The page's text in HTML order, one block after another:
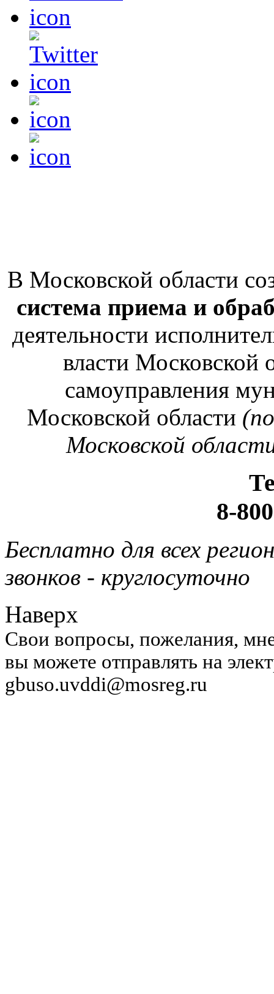
В Московской области
система приема и
деятельности
власти Московской
самоуправления
Московской области
Московской
8-
Бесплатно для всех
звонков - круглосуточно
Наверх
Свои вопросы, пожелания,
вы можете отправлять на
gbuso.uvddi@mosreg.ru